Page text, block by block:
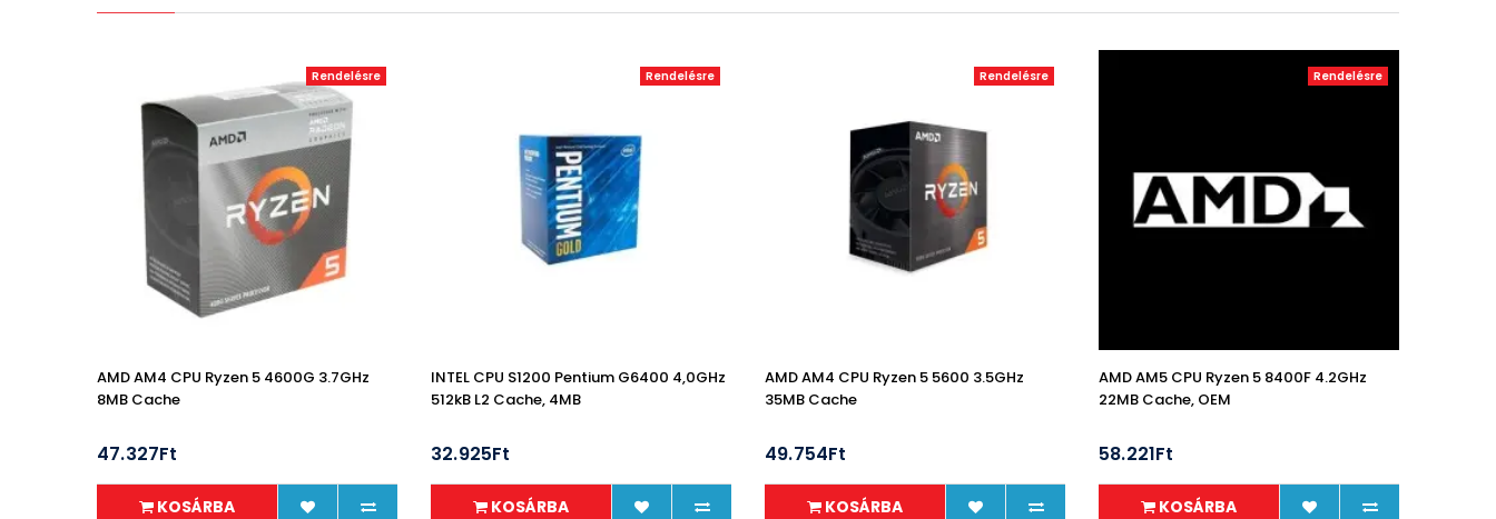
Rendelésre
AMD AM4 CPU Ryzen 5 4600G 3.7GHz
8MB Cache
47.327Ft
KOSÁRBA
Rendelésre
INTEL CPU S1200 Pentium G6400 4,0GHz
512kB L2 Cache, 4MB
32.925Ft
KOSÁRBA
Rendelésre
AMD AM4 CPU Ryzen 5 5600 3.5GHz
35MB Cache
49.754Ft
KOSÁRBA
Rendelésre
AMD AM5 CPU Ryzen 5 8400F 4.2GHz
22MB Cache, OEM
58.221Ft
KOSÁRBA